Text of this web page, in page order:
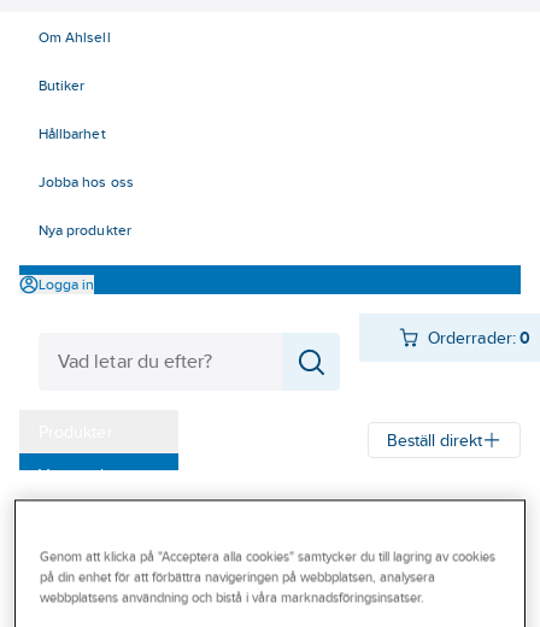
Om Ahlsell
Butiker
Hållbarhet
Jobba hos oss
Nya produkter
Logga in
Orderrader:0
Varumärken
Outlet
Branscher
Beställ direkt
Säckhållare Z
Genom att klicka på "Acceptera alla cookies" samtycker du till lagring av cookies
på din enhet för att förbättra navigeringen på webbplatsen, analysera
webbplatsens användning och bistå i våra marknadsföringsinsatser.